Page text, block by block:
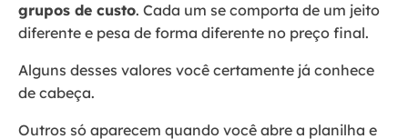
grupos de custo. Cada um se comporta de um jeito
diferente e pesa de forma diferente no preço final.
Alguns desses valores você certamente já conhece
de cabeça.
Outros só aparecem quando você abre a planilha e